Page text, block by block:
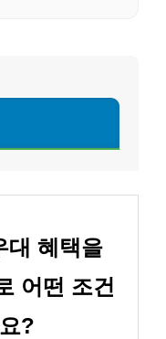
대 혜택을
어떤 조건
?